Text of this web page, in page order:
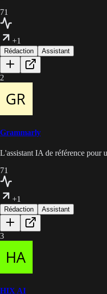
71
+1
Rédaction Assistant
2
Grammarly
L'assistant IA de référence pour
71
+1
Rédaction Assistant
3
HIX AI